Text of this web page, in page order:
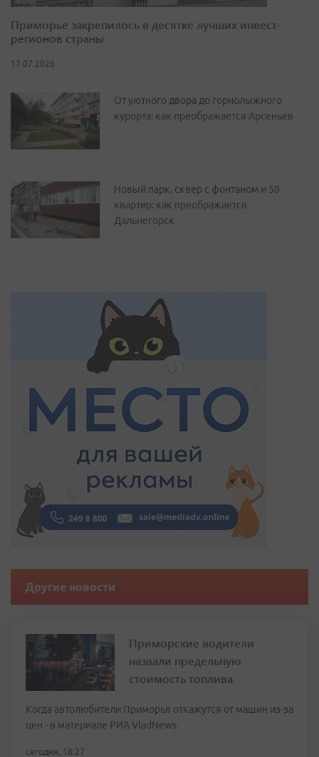
Приморье закрепилось в десятке лучших инвест-
регионов страны
17.07.2026
От уютного двора до горнолыжного
курорта: как преображается Арсеньев
Новый парк, сквер с фонтаном и 50
квартир: как преображается
Дальнегорск
Другие новости
Приморские водители
назвали предельную
стоимость топлива
Когда автолюбители Приморья откажутся от машин из-за
цен - в материале РИА VladNews
сегодня, 18:27